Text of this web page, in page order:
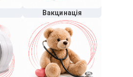
Вакцинація